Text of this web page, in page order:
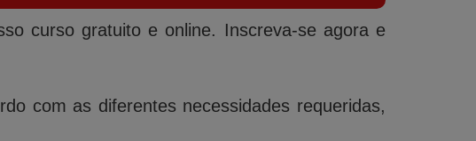
curso gratuito e online. Inscreva-se agora e
com as diferentes necessidades requeridas,